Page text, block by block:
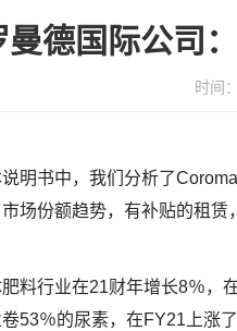
曼德国际公司
时间
明书中，我们分析了
场份额趋势，有补贴的租
料行业在21财年增长8％，
53％的尿素，在FY21上涨